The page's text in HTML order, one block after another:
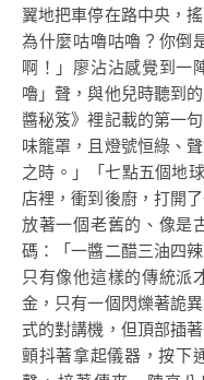
翼地把車停在路中央，
為什麼咕嚕咕嚕？你倒
啊！」廖沾沾感覺到一
嚕」聲，與他兒時聽到
醬秘笈》裡記載的第一
味籠罩，且燈號恒綠、
之時。」「七點五個地
店裡，衝到後廚，打開
放著一個老舊的、像是
碼：「一醬二醋三油四
只有像他這樣的傳統派
金，只有一個閃爍著詭
式的對講機，但頂部插
顫抖著拿起儀器，按